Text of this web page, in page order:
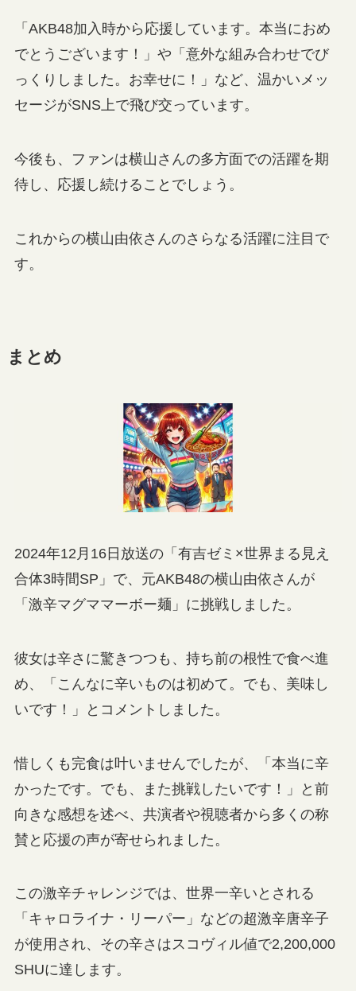
「AKB48加入時から応援しています。本当におめ
でとうございます！」や「意外な組み合わせでび
っくりしました。お幸せに！」など、温かいメッ
セージがSNS上で飛び交っています。
今後も、ファンは横山さんの多方面での活躍を期
待し、応援し続けることでしょう。
これからの横山由依さんのさらなる活躍に注目で
す。
まとめ
2024年12月16日放送の「有吉ゼミ×世界まる見え
合体3時間SP」で、元AKB48の横山由依さんが
「激辛マグママーボー麺」に挑戦しました。
彼女は辛さに驚きつつも、持ち前の根性で食べ進
め、「こんなに辛いものは初めて。でも、美味し
いです！」とコメントしました。
惜しくも完食は叶いませんでしたが、「本当に辛
かったです。でも、また挑戦したいです！」と前
向きな感想を述べ、共演者や視聴者から多くの称
賛と応援の声が寄せられました。
この激辛チャレンジでは、世界一辛いとされる
「キャロライナ・リーパー」などの超激辛唐辛子
が使用され、その辛さはスコヴィル値で2,200,000
SHUに達します。